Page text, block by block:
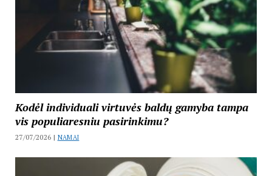
Kodėl individuali virtuvės baldų gamyba tampa
vis populiaresniu pasirinkimu?
27/07/2026 | NAMAI